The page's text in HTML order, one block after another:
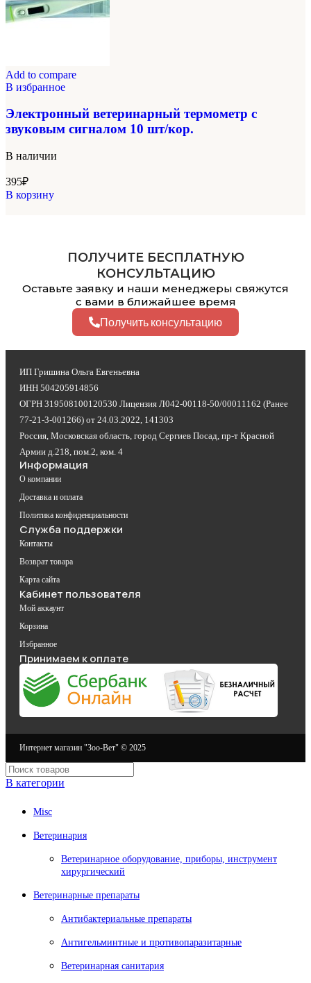
Add to compare
В избранное
Электронный ветеринарный термометр с
звуковым сигналом 10 шт/кор.
В наличии
395₽
В корзину
ПОЛУЧИТЕ БЕСПЛАТНУЮ
КОНСУЛЬТАЦИЮ
Оставьте заявку и наши менеджеры свяжутся
с вами в ближайшее время
Получить консультацию
ИП Гришина Ольга Евгеньевна
ИНН 504205914856
ОГРН 319508100120530 Лицензия Л042-00118-50/00011162 (Ранее
77-21-3-001266) от 24.03.2022, 141303
Россия, Московская область, город Сергиев Посад, пр-т Красной
Армии д.218, пом.2, ком. 4
Информация
О компании
Доставка и оплата
Политика конфиденциальности
Служба поддержки
Контакты
Возврат товара
Карта сайта
Кабинет пользователя
Мой аккаунт
Корзина
Избранное
Принимаем к оплате
Интернет магазин "Зоо-Вет" © 2025
В категории
Misc
Ветеринария
Ветеринарное оборудование, приборы, инструмент
хирургический
Ветеринарные препараты
Антибактериальные препараты
Антигельминтные и противопаразитарные
Ветеринарная санитария